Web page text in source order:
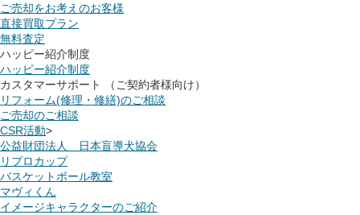
ご売却をお考えのお客様
直接買取プラン
無料査定
ハッピー紹介制度
ハッピー紹介制度
カスタマーサポート （ご契約者様向け）
リフォーム(修理・修繕)のご相談
ご売却のご相談
CSR活動>
公益財団法人 日本盲導犬協会
リプロカップ
バスケットボール教室
マヴィくん
イメージキャラクターのご紹介